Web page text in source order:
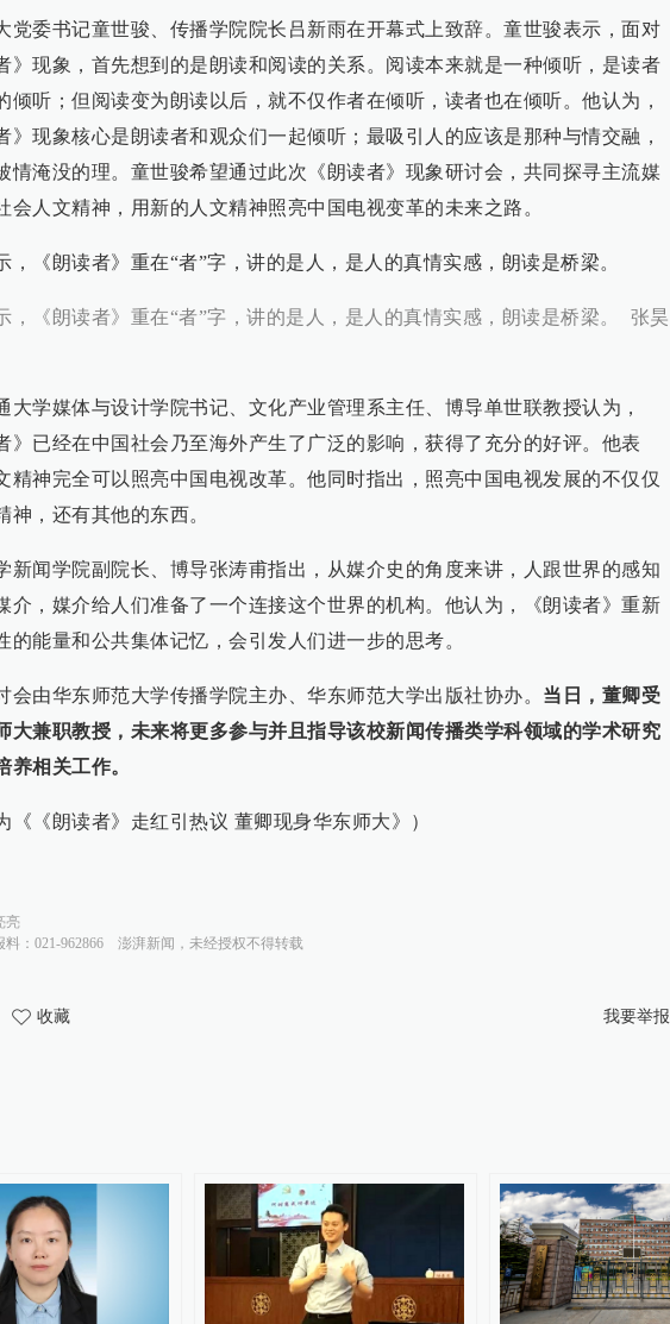
党委书记童世骏、传播学院院长吕新雨在开幕式上致辞。童世骏表示，面对
》现象，首先想到的是朗读和阅读的关系。阅读本来就是一种倾听，是读者
倾听；但阅读变为朗读以后，就不仅作者在倾听，读者也在倾听。他认为，
》现象核心是朗读者和观众们一起倾听；最吸引人的应该是那种与情交融，
情淹没的理。童世骏希望通过此次《朗读者》现象研讨会，共同探寻主流媒
会人文精神，用新的人文精神照亮中国电视变革的未来之路。
，《朗读者》重在“者”字，讲的是人，是人的真情实感，朗读是桥梁。
，《朗读者》重在“者”字，讲的是人，是人的真情实感，朗读是桥梁。 张昊
大学媒体与设计学院书记、文化产业管理系主任、博导单世联教授认为，
》已经在中国社会乃至海外产生了广泛的影响，获得了充分的好评。他表
精神完全可以照亮中国电视改革。他同时指出，照亮中国电视发展的不仅仅
神，还有其他的东西。
新闻学院副院长、博导张涛甫指出，从媒介史的角度来讲，人跟世界的感知
介，媒介给人们准备了一个连接这个世界的机构。他认为，《朗读者》重新
的能量和公共集体记忆，会引发人们进一步的思考。
会由华东师范大学传播学院主办、华东师范大学出版社协办。 当日，董卿受
大兼职教授，未来将更多参与并且指导该校新闻传播类学科领域的学术研究
养相关工作。
《《朗读者》走红引热议 董卿现身华东师大》）
亮
：021-962866
澎湃新闻，未经授权不得转载
收藏 我要举报